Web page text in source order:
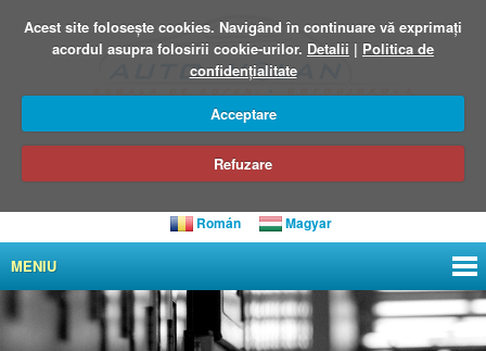
Acest site foloseşte cookies. Navigând în continuare vă exprimați
acordul asupra folosirii cookie-urilor. Detalii | Politica de
confidențialitate
Acceptare
Refuzare
Román Magyar
MENIU